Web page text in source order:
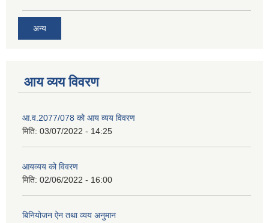
अन्य
आय व्यय विवरण
आ.व.2077/078 को आय व्यय विवरण
मिति: 03/07/2022 - 14:25
आयव्यय को विवरण
मिति: 02/06/2022 - 16:00
बिनियोजन ऐन तथा व्यय अनुमान